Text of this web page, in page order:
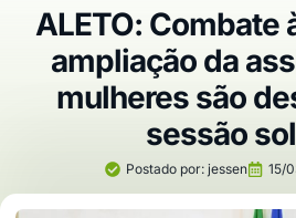
ALETO: Combate
ampliação da
mulheres são
sessão
Postado por: jessen 15/